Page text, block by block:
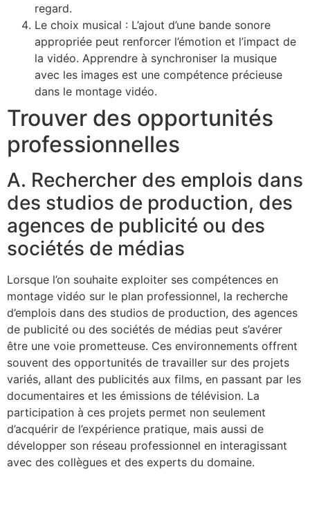
regard.
Le choix musical : L’ajout d’une bande sonore
appropriée peut renforcer l’émotion et l’impact de
la vidéo. Apprendre à synchroniser la musique
avec les images est une compétence précieuse
dans le montage vidéo.
Trouver des opportunités
professionnelles
A. Rechercher des emplois dans
des studios de production, des
agences de publicité ou des
sociétés de médias
Lorsque l’on souhaite exploiter ses compétences en
montage vidéo sur le plan professionnel, la recherche
d’emplois dans des studios de production, des agences
de publicité ou des sociétés de médias peut s’avérer
être une voie prometteuse. Ces environnements offrent
souvent des opportunités de travailler sur des projets
variés, allant des publicités aux films, en passant par les
documentaires et les émissions de télévision. La
participation à ces projets permet non seulement
d’acquérir de l’expérience pratique, mais aussi de
développer son réseau professionnel en interagissant
avec des collègues et des experts du domaine.